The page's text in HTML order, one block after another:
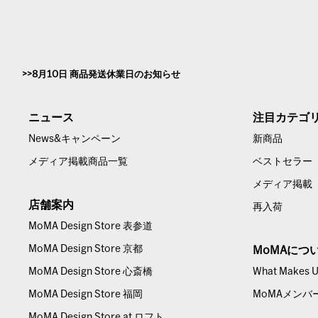
8月10日 商品発送休業日のお知らせ
ニュース
News&キャンペーン
メディア掲載商品一覧
店舗案内
MoMA Design Store 表参道
MoMA Design Store 京都
MoMA Design Store 心斎橋
MoMA Design Store 福岡
注目カテゴ
新商品
ベストセラー
メディア掲載
再入荷
MoMAにつ
What Makes
MoMAメンバ